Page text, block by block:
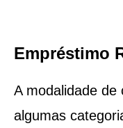
Empréstimo
A modalidade de
algumas